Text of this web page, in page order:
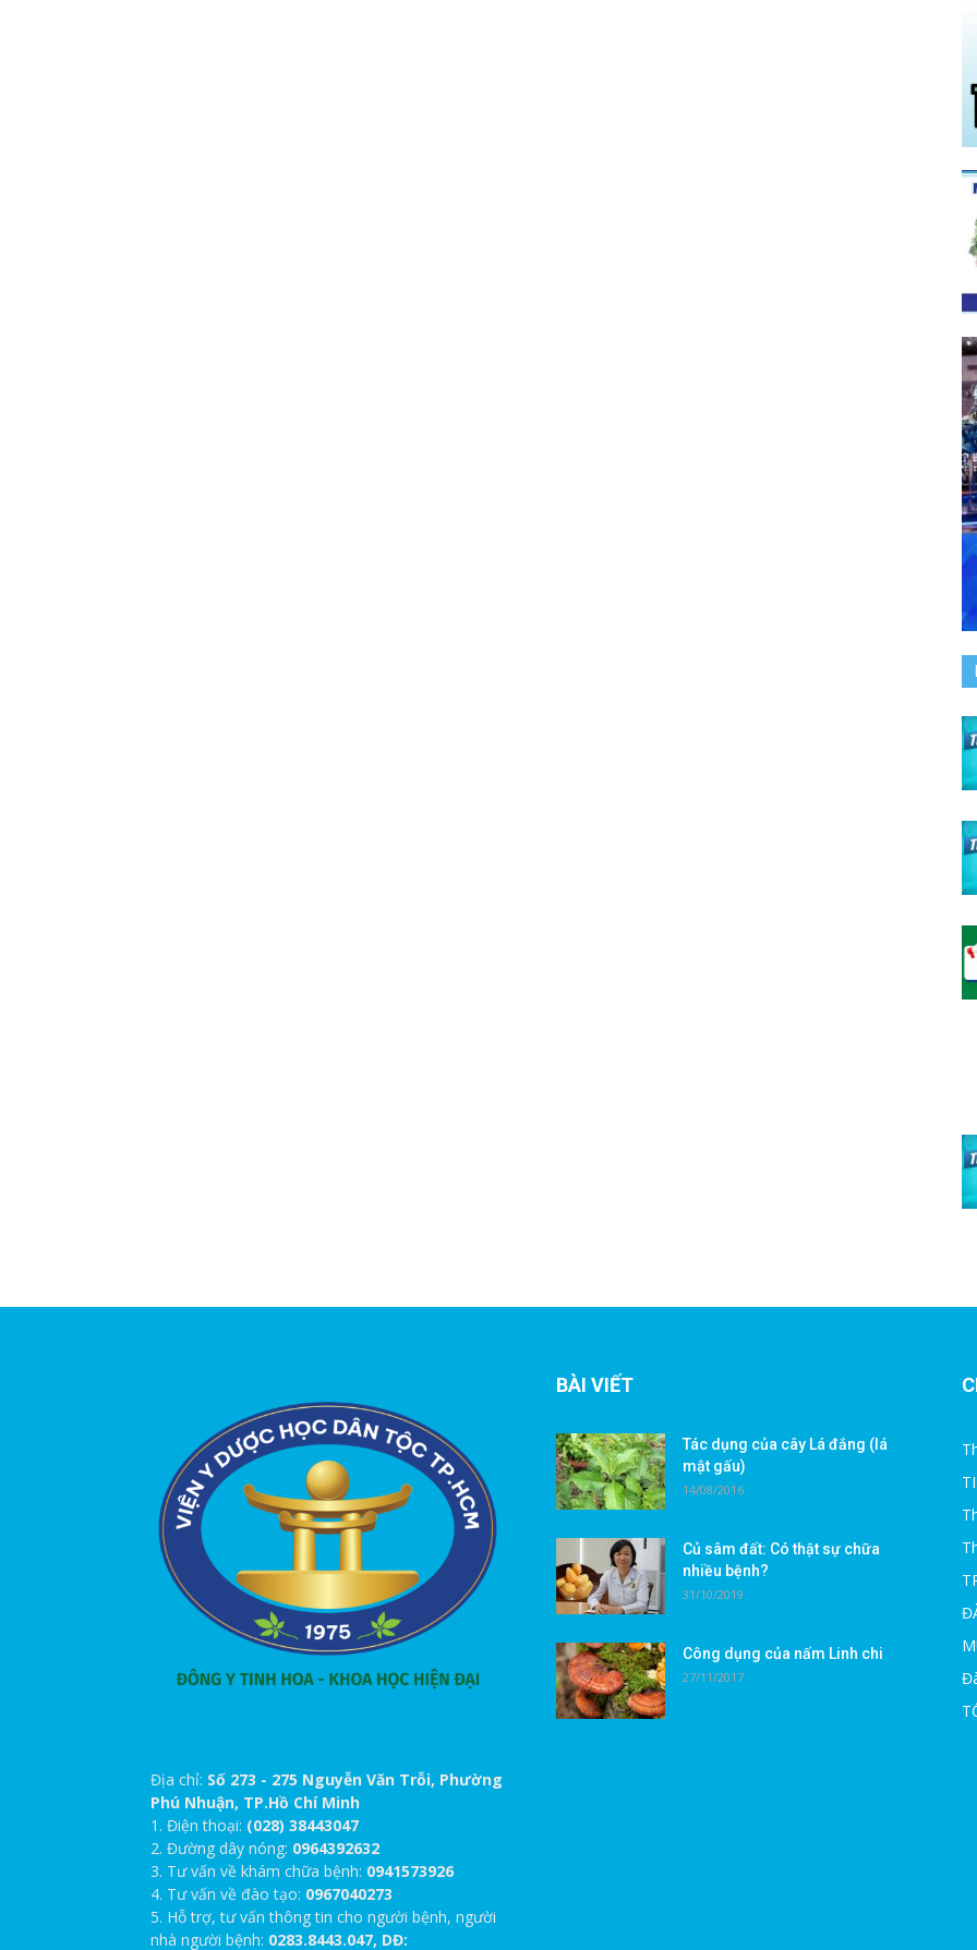
Địa chỉ: Số 273 - 275 Nguyễn Văn Trỗi, Phường
Phú Nhuận, TP.Hồ Chí Minh
1. Điện thoại: (028) 38443047
2. Đường dây nóng: 0964392632
3. Tư vấn về khám chữa bệnh: 0941573926
4. Tư vấn về đào tạo: 0967040273
5. Hỗ trợ, tư vấn thông tin cho người bệnh, người
nhà người bệnh: 0283.8443.047, DĐ:
BÀI VIẾT
Tác dụng của cây Lá đắng (lá
mật gấu)
14/08/2016
Củ sâm đất: Có thật sự chữa
nhiều bệnh?
31/10/2019
Công dụng của nấm Linh chi
27/11/2017